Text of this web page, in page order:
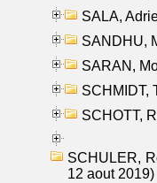
SALA,
SANDHU,
SARAN,
SCHMIDT,
SCHOTT,
SCHULER,
12 aout 2019)